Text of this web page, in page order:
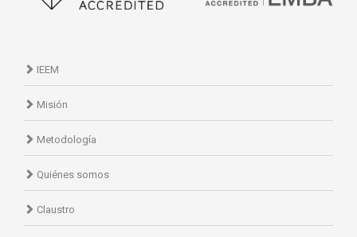
IEEM
Misión
Metodología
Quiénes somos
Claustro